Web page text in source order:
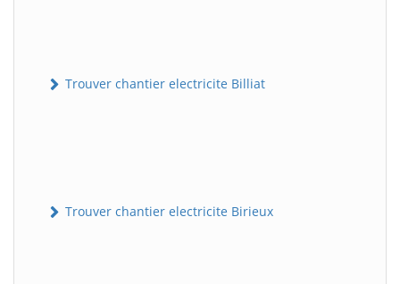
Trouver chantier electricite Billiat
Trouver chantier electricite Birieux